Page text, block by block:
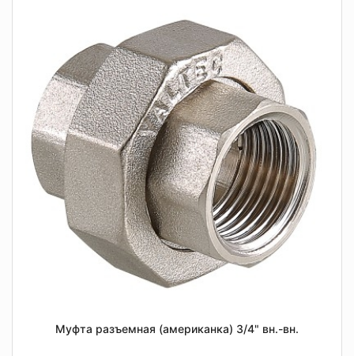
Муфта разъемная (американка) 3/4" вн.-вн.